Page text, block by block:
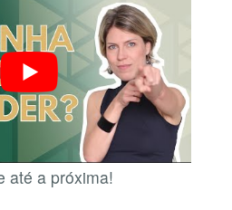
até a próxima!